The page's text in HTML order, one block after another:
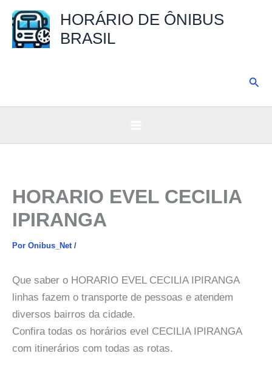
para
HORÁRIO DE ÔNIBUS
BRASIL
HORARIO EVEL CECILIA
IPIRANGA
Por Onibus_Net /
Que saber o HORARIO EVEL CECILIA IPIRANGA
linhas fazem o transporte de pessoas e atendem
diversos bairros da cidade.
Confira todas os horários evel CECILIA IPIRANGA
com itinerários com todas as rotas.